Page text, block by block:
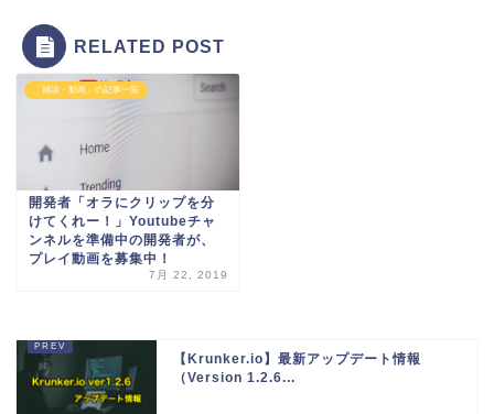
RELATED POST
「雑談・動画」の記事一覧
開発者「オラにクリップを分
けてくれー！」Youtubeチャ
ンネルを準備中の開発者が、
プレイ動画を募集中！
7月 22, 2019
【Krunker.io】最新アップデート情報
（Version 1.2.6...